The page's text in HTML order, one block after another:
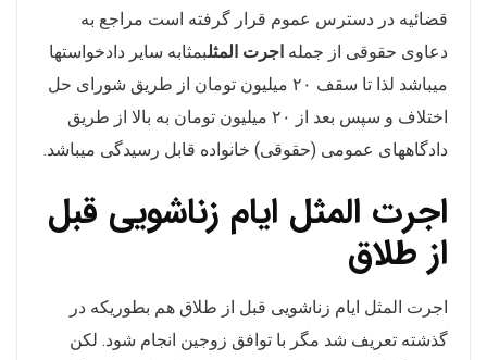
قضائیه در دسترس عموم قرار گرفته است مراجع به
دعاوی حقوقی از جمله اجرت المثلبمثابه سایر دادخواستها
میباشد لذا تا سقف ۲۰ میلیون تومان از طریق شورای حل
اختلاف و سپس بعد از ۲۰ میلیون تومان به بالا از طریق
دادگاههای عمومی (حقوقی) خانواده قابل رسیدگی میباشد.
اجرت المثل ایام زناشویی قبل
از طلاق
اجرت المثل ایام زناشویی قبل از طلاق هم بطوریکه در
گذشته تعریف شد مگر با توافق زوجین انجام شود. لکن